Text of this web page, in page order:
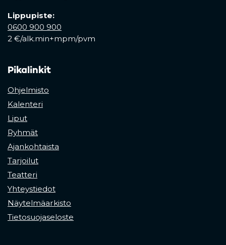
Lippupiste:
0600 900 900
2 €/alk.min+mpm/pvm
Pikalinkit
Ohjelmisto
Kalenteri
Liput
Ryhmät
Ajankohtaista
Tarjoilut
Teatteri
Yhteystiedot
Näytelmäarkisto
Tietosuojaseloste